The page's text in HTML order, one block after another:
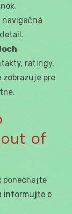
ratingy.
zobrazuje pre
of
ponechajte
informujte o